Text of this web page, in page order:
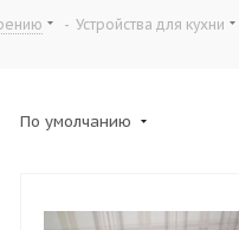
- Устройства для кухни
По умолчанию